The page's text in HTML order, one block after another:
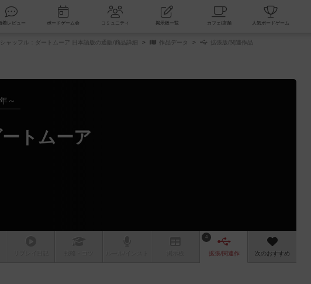
索 新着レビュー ボードゲーム会 コミュニティ 掲示板一覧 カフェ/店舗
ャッフル：ダートムーア 日本語版の通販/商品詳細 作品データ 拡張版/関連作品
～
トムーア
4
拡張/関連作 次のおすすめ